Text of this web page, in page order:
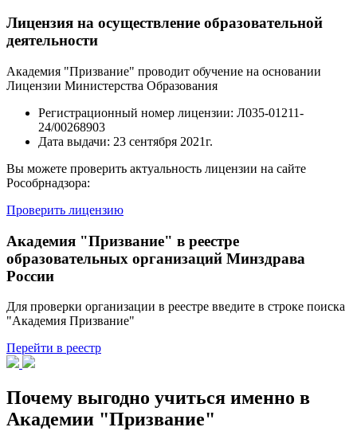
Лицензия на осуществление образовательной
деятельности
Академия "Призвание" проводит обучение на основании
Лицензии Министерства Образования
Регистрационный номер лицензии: Л035-01211-
24/00268903
Дата выдачи: 23 сентября 2021г.
Вы можете проверить актуальность лицензии на сайте
Рособрнадзора:
Проверить лицензию
Академия "Призвание" в реестре
образовательных организаций Минздрава
России
Для проверки организации в реестре введите в строке поиска
"Академия Призвание"
Перейти в реестр
Почему выгодно учиться именно в
Академии "Призвание"